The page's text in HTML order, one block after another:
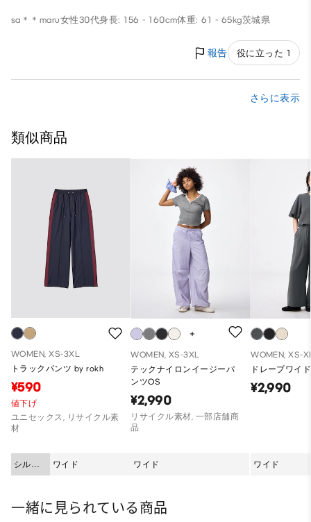
sa＊＊maru女性30代身長: 156 - 160cm体重: 61 - 65kg茨城県
報告 役に立った 1
さらに表示
類似商品
WOMEN, XS-3XL
トラックパンツ by rokh
¥590
値下げ
ユニセックス, リサイクル素
材
シルエ
ット
ワイド
WOMEN, XS-3XL
テックナイロンイージーパ
ンツOS
¥2,990
リサイクル素材, 一部店舗商
品
ワイド
WOMEN, XS-
ドレープワイ
¥2,990
ワイド
一緒に見られている商品